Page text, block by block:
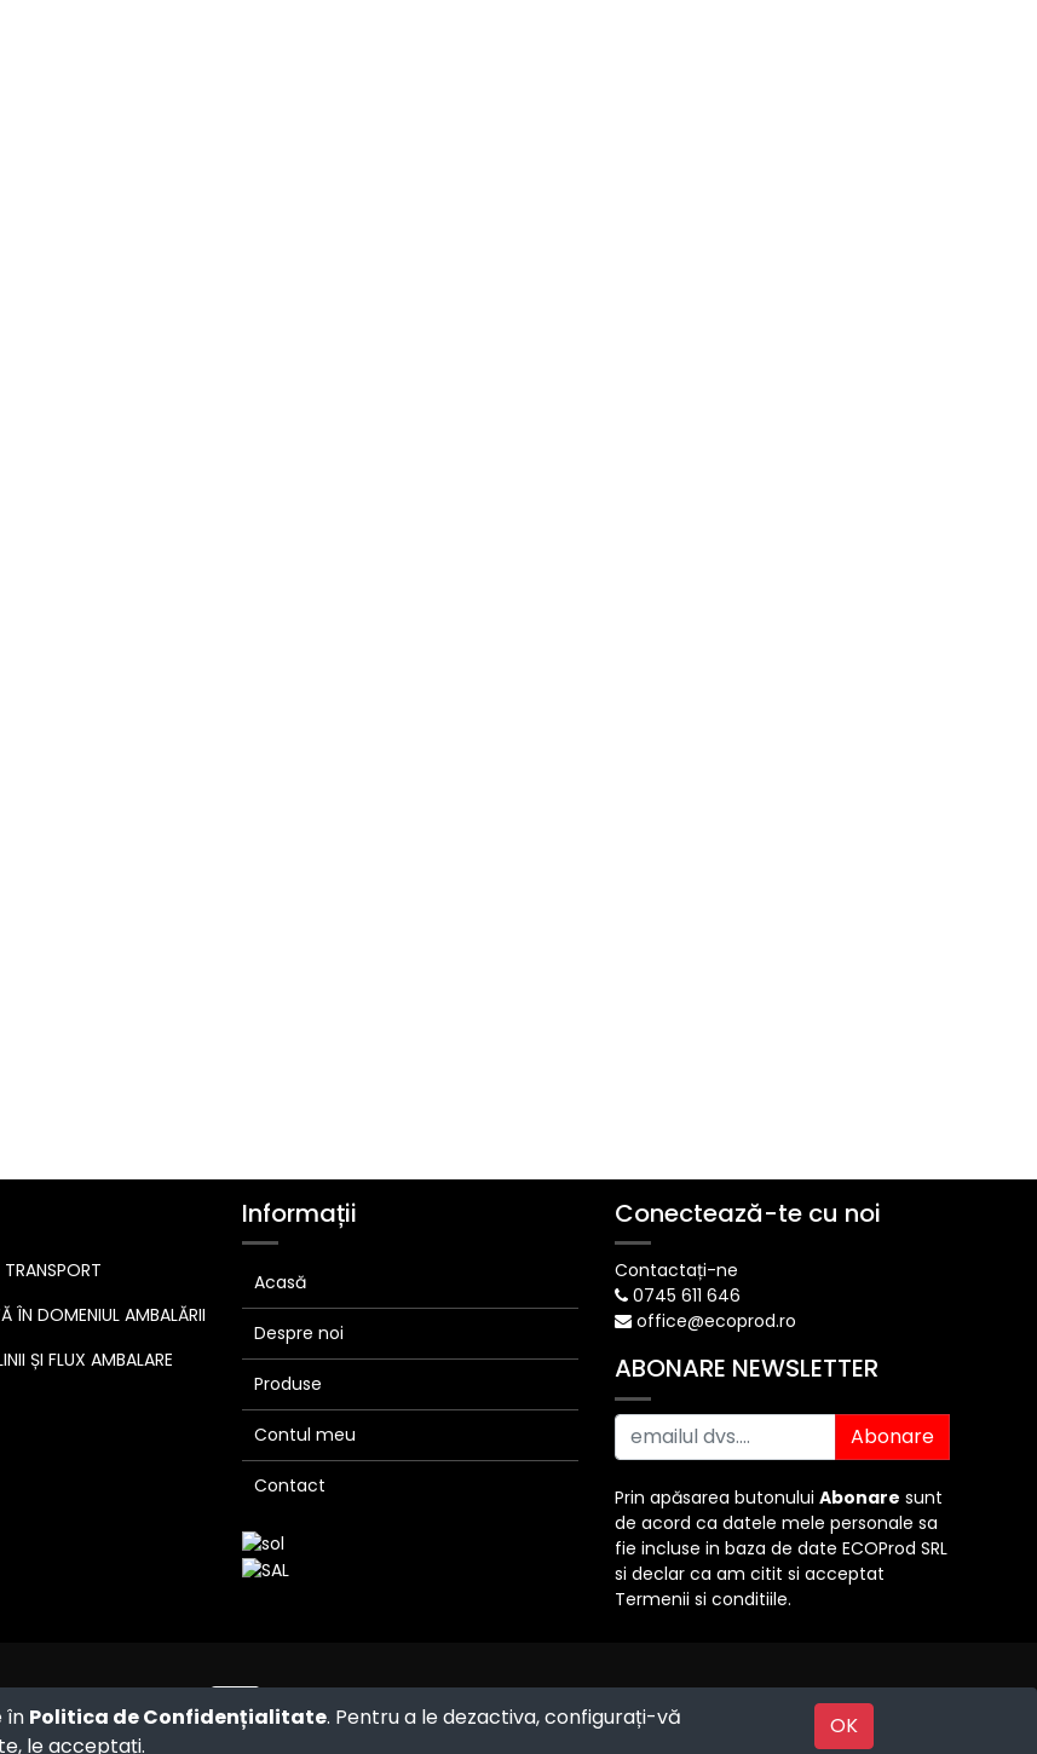
în Politica de Confidențialitate. Pentru a le dezactiva, configurați-vă
le acceptați.
OK
TRANSPORT
ÎN DOMENIUL AMBALĂRII
ȘI FLUX AMBALARE
Informații
Acasă
Despre noi
Produse
Contul meu
Contact
Conectează-te cu noi
Contactați-ne
0745 611 646
office@ecoprod.ro
ABONARE NEWSLETTER
Abonare
Prin apăsarea butonului Abonare sunt
de acord ca datele mele personale sa
fie incluse in baza de date ECOProd SRL
si declar ca am citit si acceptat
Termenii si conditiile.
eCommerce
Powered by